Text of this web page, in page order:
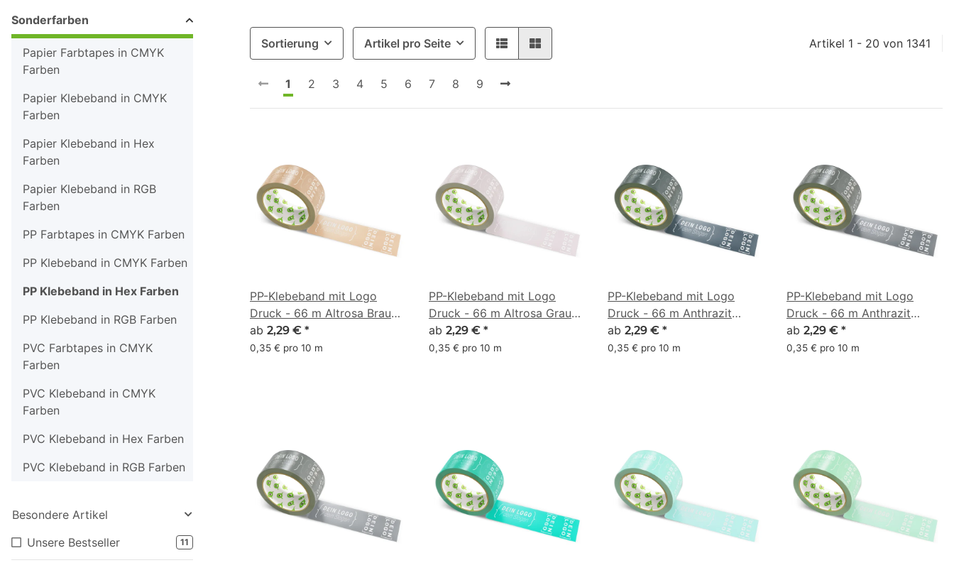
Sortierung Artikel pro Seite Artikel 1 - 20 von 1341
1 2 3 4 5 6 7 8 9
PP-Klebeband mit Logo
Druck - 66 m Altrosa Braun
#BF9474
ab 2,29 € *
0,35 € pro 10 m
PP-Klebeband mit Logo
Druck - 66 m Altrosa Grau
#C1B2B6
ab 2,29 € *
0,35 € pro 10 m
PP-Klebeband mit Logo
Druck - 66 m Anthrazit
#333F48
ab 2,29 € *
0,35 € pro 10 m
PP-Klebeband mit Logo
Druck - 66 m Anthrazit
#4B4F54
ab 2,29 € *
0,35 € pro 10 m
Sonderfarben
Papier Farbtapes in CMYK
Farben
Papier Klebeband in CMYK
Farben
Papier Klebeband in Hex
Farben
Papier Klebeband in RGB
Farben
PP Farbtapes in CMYK Farben
PP Klebeband in CMYK Farben
PP Klebeband in Hex Farben
PP Klebeband in RGB Farben
PVC Farbtapes in CMYK
Farben
PVC Klebeband in CMYK
Farben
PVC Klebeband in Hex Farben
PVC Klebeband in RGB Farben
Besondere Artikel
Unsere Bestseller
11